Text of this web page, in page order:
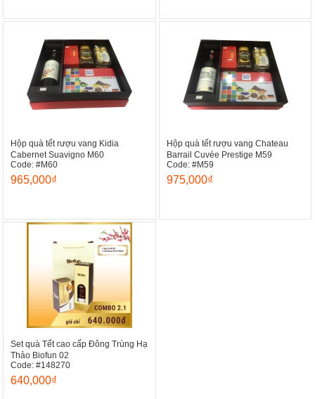
Hộp quà tết rượu vang Kidia
Cabernet Suavigno M60
Code: #M60
965,000₫
Hộp quà tết rượu vang Chateau
Barrail Cuvée Prestige M59
Code: #M59
975,000₫
Set quà Tết cao cấp Đông Trùng Hạ
Thảo Biofun 02
Code: #148270
640,000₫